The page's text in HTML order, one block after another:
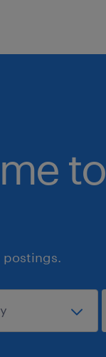
to
postings.